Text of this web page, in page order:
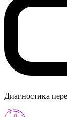
Диагностика